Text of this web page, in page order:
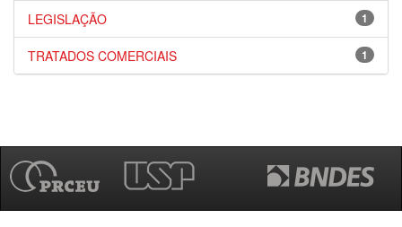
1
LEGISLAÇÃO
1
TRATADOS COMERCIAIS